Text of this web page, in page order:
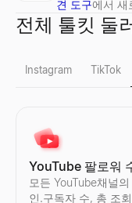
견 도구에서 새
전체 툴킷 둘
Instagram TikTok
Instagram 가짜 팔
Instagram의 가짜
살펴보기→
TikTok 가짜 팔로
TikTok 의 가짜 팔로
살펴보기→
YouTube 팔로워
모든 YouTube채널
인.구독자 수, 총 조